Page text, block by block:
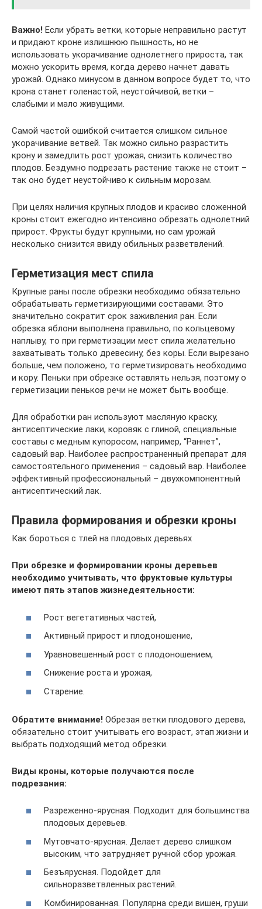
Важно! Если убрать ветки, которые неправильно растут
и придают кроне излишнюю пышность, но не
использовать укорачивание однолетнего прироста, так
можно ускорить время, когда дерево начнет давать
урожай. Однако минусом в данном вопросе будет то, что
крона станет голенастой, неустойчивой, ветки –
слабыми и мало живущими.
Самой частой ошибкой считается слишком сильное
укорачивание ветвей. Так можно сильно разрастить
крону и замедлить рост урожая, снизить количество
плодов. Бездумно подрезать растение также не стоит –
так оно будет неустойчиво к сильным морозам.
При целях наличия крупных плодов и красиво сложенной
кроны стоит ежегодно интенсивно обрезать однолетний
прирост. Фрукты будут крупными, но сам урожай
несколько снизится ввиду обильных разветвлений.
Герметизация мест спила
Крупные раны после обрезки необходимо обязательно
обрабатывать герметизирующими составами. Это
значительно сократит срок заживления ран. Если
обрезка яблони выполнена правильно, по кольцевому
наплыву, то при герметизации мест спила желательно
захватывать только древесину, без коры. Если вырезано
больше, чем положено, то герметизировать необходимо
и кору. Пеньки при обрезке оставлять нельзя, поэтому о
герметизации пеньков речи не может быть вообще.
Для обработки ран используют масляную краску,
антисептические лаки, коровяк с глиной, специальные
составы с медным купоросом, например, “Раннет”,
садовый вар. Наиболее распространенный препарат для
самостоятельного применения – садовый вар. Наиболее
эффективный профессиональный – двухкомпонентный
антисептический лак.
Правила формирования и обрезки кроны
Как бороться с тлей на плодовых деревьях
При обрезке и формировании кроны деревьев
необходимо учитывать, что фруктовые культуры
имеют пять этапов жизнедеятельности:
Рост вегетативных частей,
Активный прирост и плодоношение,
Уравновешенный рост с плодоношением,
Снижение роста и урожая,
Старение.
Обратите внимание! Обрезая ветки плодового дерева,
обязательно стоит учитывать его возраст, этап жизни и
выбрать подходящий метод обрезки.
Виды кроны, которые получаются после
подрезания:
Разреженно-ярусная. Подходит для большинства
плодовых деревьев.
Мутовчато-ярусная. Делает дерево слишком
высоким, что затрудняет ручной сбор урожая.
Безъярусная. Подойдет для
сильноразветвленных растений.
Комбинированная. Популярна среди вишен, груши